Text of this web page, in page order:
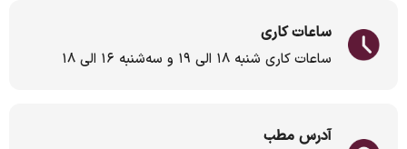
ساعات کاری
ساعات کاری شنبه ۱۸ الی ۱۹ و سه‌‌شنبه ۱۶ الی ۱۸
آدرس مطب